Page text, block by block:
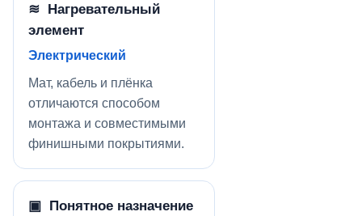
≋ Нагревательный
элемент
Электрический
Мат, кабель и плёнка
отличаются способом
монтажа и совместимыми
финишными покрытиями.
▣ Понятное назначение